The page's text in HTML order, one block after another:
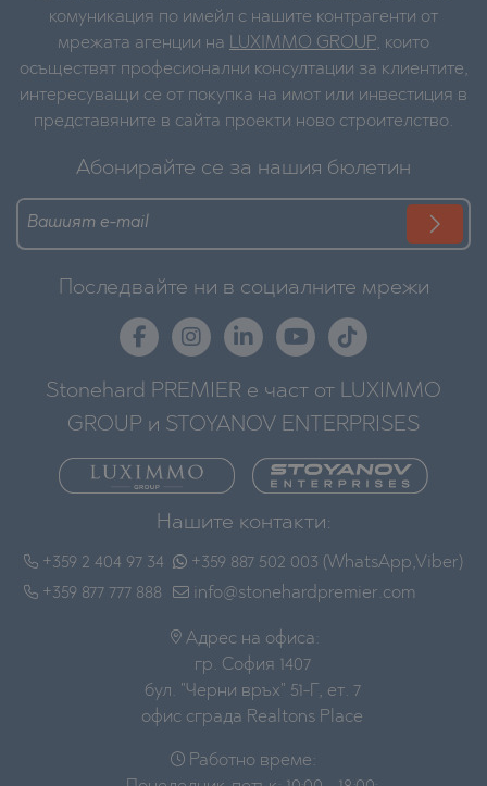
комуникация по имейл с нашите контрагенти от
мрежата агенции на LUXIMMO GROUP, които
осъществят професионални консултации за клиентите,
интересуващи се от покупка на имот или инвестиция в
представяните в сайта проекти ново строителство.
Абонирайте се за нашия бюлетин
Последвайте ни в социалните мрежи
Stonehard PREMIER е част от LUXIMMO
GROUP и STOYANOV ENTERPRISES
Нашите контакти:
+359 2 404 97 34
+359 877 777 888
+359 887 502 003 (WhatsApp,Viber)
info@stonehardpremier.com
Адрес на офиса:
гр. София 1407
бул. "Черни връх" 51-Г, ет. 7
офис сграда Realtons Place
Работно време: